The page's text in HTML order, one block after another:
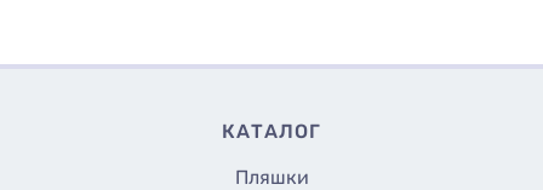
КАТАЛОГ
Пляшки